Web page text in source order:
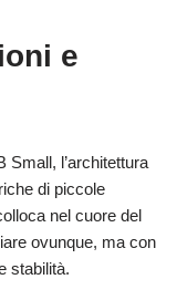
e
Small, l’architettura
di piccole
nel cuore del
ovunque, ma con
stabilità.